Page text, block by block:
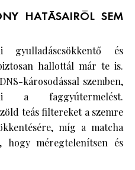
HATÁSAIRÓL SEM
és
hallottál már te is.
károsodással szemben,
a faggyútermelést.
teás filtereket a szemre
míg a matcha
hogy méregtelenítsen és